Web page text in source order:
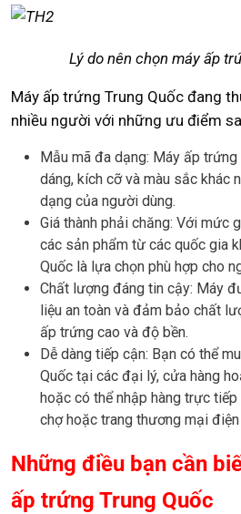
Lý do nên chọn máy ấp
Máy ấp trứng Trung Quốc đang
nhiều người với những ưu điểm
Mẫu mã đa dạng: Máy ấp trứng
dáng, kích cỡ và màu sắc khác
dạng của người dùng.
Giá thành phải chăng: Với mức
các sản phẩm từ các quốc gia
Quốc là lựa chọn phù hợp cho
Chất lượng đáng tin cậy: Máy
liệu an toàn và đảm bảo chất
ấp trứng cao và độ bền.
Dễ dàng tiếp cận: Bạn có thể
Quốc tại các đại lý, cửa hàng
hoặc có thể nhập hàng trực
chợ hoặc trang thương mại
Những điều bạn cần
ấp trứng Trung Quốc